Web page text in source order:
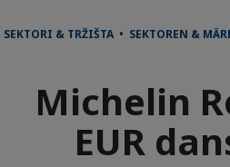
SEKTORI & TRŽIŠTA • SEKTOREN &
Michelin
EUR